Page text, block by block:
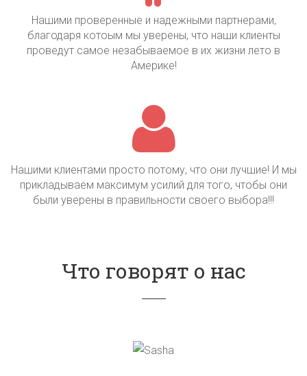
Нашими проверенные и надежными партнерами,
благодаря котоым мы уверены, что наши клиенты
проведут самое незабываемое в их жизни лето в
Америке!
Нашими клиентами просто потому, что они лучшие! И мы
прикладываем максимум усилий для того, чтобы они
были уверены в правильности своего выбора!!!
Что говорят о нас